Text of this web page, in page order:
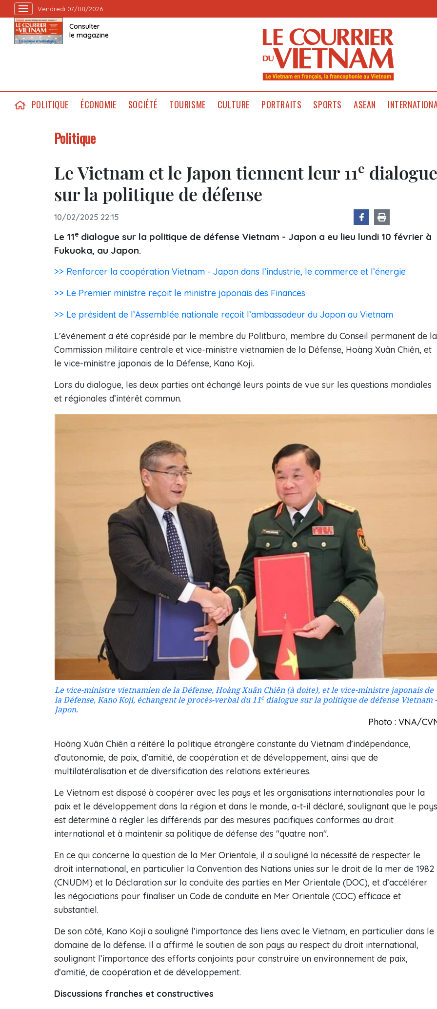
Vendredi 07/08/2026
Consulter
le magazine
POLITIQUE ÉCONOMIE SOCIÉTÉ TOURISME CULTURE PORTRAITS SPORTS ASEAN
Politique
Le Vietnam et le Japon tiennent leur 11e dialogue
sur la politique de défense
10/02/2025 22:15
Le 11e dialogue sur la politique de défense Vietnam - Japon a eu lieu lundi 10 février à
Fukuoka, au Japon.
>> Renforcer la coopération Vietnam - Japon dans l’industrie, le commerce et l’énergie
>> Le Premier ministre reçoit le ministre japonais des Finances
>> Le président de l’Assemblée nationale reçoit l’ambassadeur du Japon au Vietnam
L’événement a été coprésidé par le membre du Politburo, membre du Conseil permanent de la
Commission militaire centrale et vice-ministre vietnamien de la Défense, Hoàng Xuân Chiên, et
le vice-ministre japonais de la Défense, Kano Koji.
Lors du dialogue, les deux parties ont échangé leurs points de vue sur les questions mondiales
et régionales d’intérêt commun.
Le vice-ministre vietnamien de la Défense, Hoàng Xuân Chiên (à doite), et le vice-ministre japonais de
la Défense, Kano Koji, échangent le procès-verbal du 11edialogue sur la politique de défense Vietnam -
Japon.
Photo : VNA/
Hoàng Xuân Chiên a réitéré la politique étrangère constante du Vietnam d’indépendance,
d’autonomie, de paix, d’amitié, de coopération et de développement, ainsi que de
multilatéralisation et de diversification des relations extérieures.
Le Vietnam est disposé à coopérer avec les pays et les organisations internationales pour la
paix et le développement dans la région et dans le monde, a-t-il déclaré, soulignant que le pays
est déterminé à régler les différends par des mesures pacifiques conformes au droit
international et à maintenir sa politique de défense des "quatre non".
En ce qui concerne la question de la Mer Orientale, il a souligné la nécessité de respecter le
droit international, en particulier la Convention des Nations unies sur le droit de la mer de 1982
(CNUDM) et la Déclaration sur la conduite des parties en Mer Orientale (DOC), et d’accélérer
les négociations pour finaliser un Code de conduite en Mer Orientale (COC) efficace et
substantiel.
De son côté, Kano Koji a souligné l’importance des liens avec le Vietnam, en particulier dans le
domaine de la défense. Il a affirmé le soutien de son pays au respect du droit international,
soulignant l’importance des efforts conjoints pour construire un environnement de paix,
d’amitié, de coopération et de développement.
Discussions franches et constructives